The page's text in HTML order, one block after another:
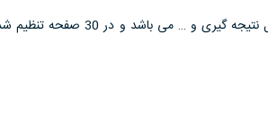
این تحقیق مقاله دارای موضوعاتی همچون مقدمه تحلیل نتیجه